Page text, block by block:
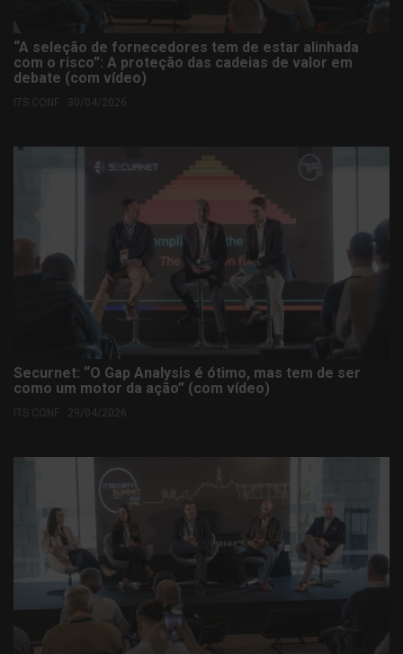
“A seleção de fornecedores tem de estar alinhada
com o risco”: A proteção das cadeias de valor em
debate (com vídeo)
ITS CONF . 30/04/2026
Securnet: “O Gap Analysis é ótimo, mas tem de ser
como um motor da ação” (com vídeo)
ITS CONF . 29/04/2026